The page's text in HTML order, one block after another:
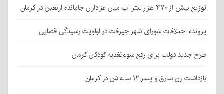
توزیع بیش از ۴۷۰ هزار لیتر آب میان عزاداران جامانده اربعین در کرمان
پرونده اختلافات شورای شهر جیرفت در اولویت رسیدگی قضایی
طرح جدید دولت برای رفع سوءتغذیه کودکان کرمان
بازداشت زن سارق و پسر ۱۲ ساله‌اش در کرمان